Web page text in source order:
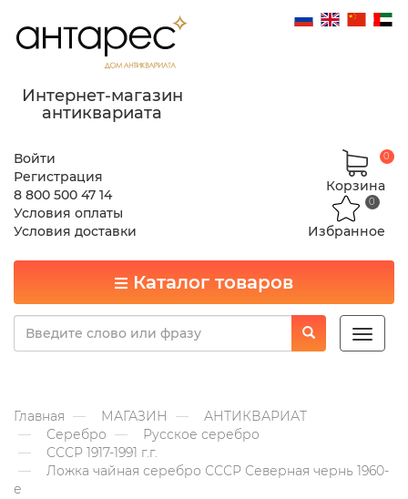
Интернет-магазин
антиквариата
Войти
Регистрация
8 800 500 47 14
Условия оплаты
Условия доставки
Корзина
0
Избранное
0
Каталог товаров
Toggle
Главная МАГАЗИН
АНТИКВАРИАТ
Серебро
Русское серебро
СССР 1917-1991 г.г.
Ложка чайная серебро СССР Северная чернь 1960-
е